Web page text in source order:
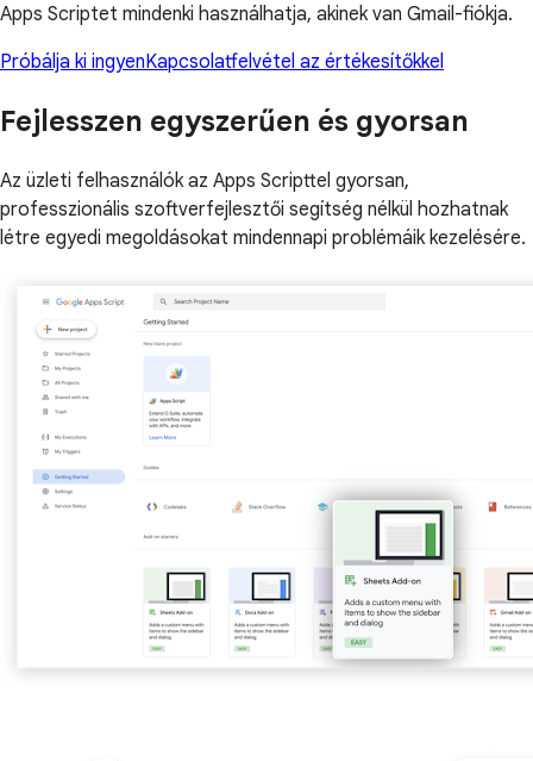
Apps Scriptet mindenki használhatja, akinek van Gmail-fiókja.
Próbálja ki ingyenKapcsolatfelvétel az értékesítőkkel
Fejlesszen egyszerűen és gyorsan
Az üzleti felhasználók az Apps Scripttel gyorsan,
professzionális szoftverfejlesztői segítség nélkül hozhatnak
létre egyedi megoldásokat mindennapi problémáik kezelésére.